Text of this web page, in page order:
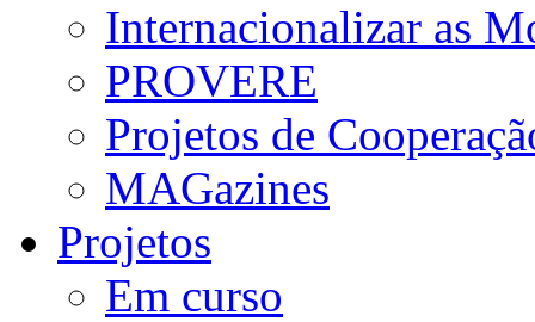
Internacionalizar as
PROVERE
Projetos de
MAGazines
Projetos
Em curso